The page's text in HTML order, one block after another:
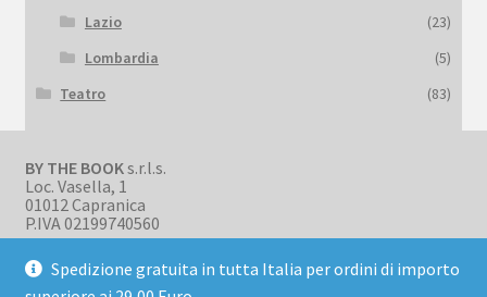
Spedizione gratuita in tutta Italia per ordini di importo
Lazio
(23)
Lombardia
(5)
Teatro
(83)
BY THE BOOKs.r.l.s.
Loc. Vasella, 1
01012 Capranica
P.IVA 02199740560